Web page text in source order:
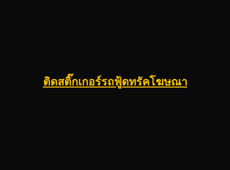
ติดสติ๊กเกอร์รถฟู้ดทรัคโฆษณา